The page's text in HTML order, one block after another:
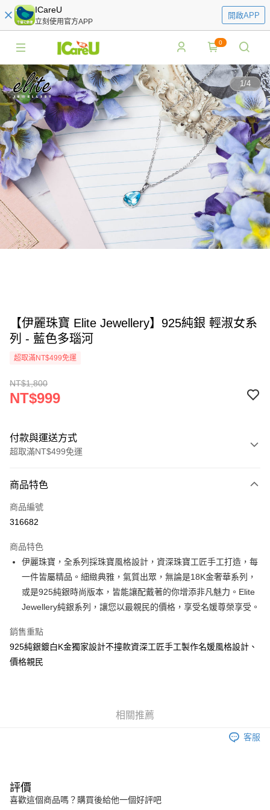
ICareU
立刻使用官方APP
開啟APP
0
1/4
【伊麗珠寶 Elite Jewellery】925純銀 輕淑女系
列 - 藍色多瑙河
超取滿NT$499免運
NT$1,800
NT$999
付款與運送方式
超取滿NT$499免運
信用卡一次付款
LINE Pay
街口支付
悠遊付
Google Pay
AFTEE先享後付
相關說明
AFTEE先享後付是「在收到商品之後才付款」的支付方式。 讓您購物簡單
３．安心：先確認商品／服務後，再付款。
１．於結帳方式選擇「AFTEE先享後付」後，將跳轉至「AFTEE先享後付」
ATM／網路銀行／等多元方式進行付款，方視為交易完成。
※ 請注意：結帳手續完成當下不需立刻繳費，但若您需要取消訂單，請聯絡
購買商品的店家。未經商家同意取消之訂單仍視為有效，需透過AFTEE先享
ATM付款
宅配
每筆NT$100，滿NT$499(含以上)免運費
商品特色
商品編號
316682
商品特色
伊麗珠寶，全系列採珠寶風格設計，資深珠寶工匠手工打造，每
一件皆屬精品。細緻典雅，氣質出眾，無論是18K金奢華系列，
或是925純銀時尚版本，皆能讓配戴著的你增添非凡魅力。Elite
Jewellery純銀系列，讓您以最親民的價格，享受名媛尊榮享受。
銷售重點
925純銀鍍白K金獨家設計不撞款資深工匠手工製作名媛風格設計、
價格親民
相關推薦
客服
評價
喜歡這個商品嗎？購買後給他一個好評吧